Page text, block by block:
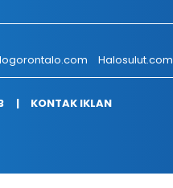
Halosulut.com
KONTAK IKLAN